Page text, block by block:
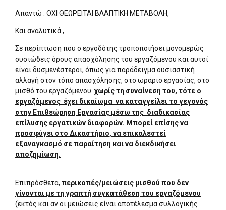
Απαντώ : ΟΧΙ ΘΕΩΡΕΙΤΑΙ ΒΛΑΠΤΙΚΗ ΜΕΤΑΒΟΛΗ,
Και αναλυτικά ,
Σε περίπτωση που ο εργοδότης τροποποιήσει μονομερώς
ουσιώδεις όρους απασχόλησης του εργαζόμενου και αυτοί
είναι δυσμενέστεροι, όπως για παράδειγμα ουσιαστική
αλλαγή στον τόπο απασχόλησης, στο ωράριο εργασίας, στο
μισθό του εργαζόμενουχωρίς τη συναίνεση του, τότε ο
εργαζόμενος έχει δικαίωμα να καταγγείλει το γεγονός
στην Επιθεώρηση Εργασίας μέσω της διαδικασίας
επίλυσης εργατικών διαφορών. Μπορεί επίσης να
προσφύγει στο Δικαστήριο, να επικαλεστεί
εξαναγκασμό σε παραίτηση και να διεκδικήσει
αποζημίωση.
Επιπρόσθετα, περικοπές/μειώσεις μισθού που δεν
γίνονται με τη γραπτή συγκατάθεση του εργαζόμενου
(εκτός και αν οι μειώσεις είναι αποτέλεσμα συλλογικής